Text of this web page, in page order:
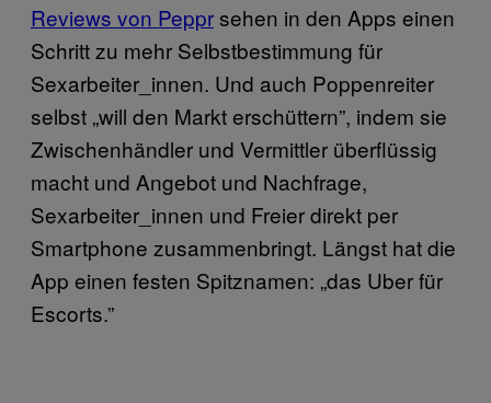
Reviews von Pepprsehen in den Apps einen
Schritt zu mehr Selbstbestimmung für
Sexarbeiter_innen. Und auch Poppenreiter
selbst „will den Markt erschüttern”, indem sie
Zwischenhändler und Vermittler überflüssig
macht und Angebot und Nachfrage,
Sexarbeiter_innen und Freier direkt per
Smartphone zusammenbringt. Längst hat die
App einen festen Spitznamen: „das Uber für
Escorts.”